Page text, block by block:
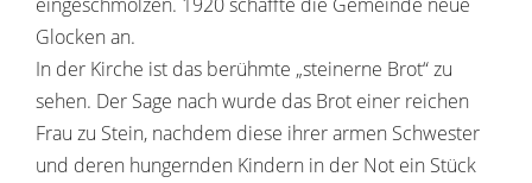
Glocken an.
In der Kirche ist das berühmte „steinerne Brot“ zu
sehen. Der Sage nach wurde das Brot einer reichen
Frau zu Stein, nachdem diese ihrer armen Schwester
und deren hungernden Kindern in der Not ein Stück